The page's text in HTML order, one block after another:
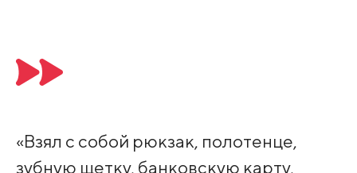
«Взял с собой рюкзак, полотенце,
зубную щетку, банковскую карту,